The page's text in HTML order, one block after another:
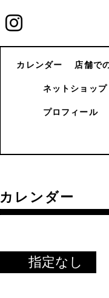
カレンダー 店舗で
ネットショップ
プロフィール
カレンダー
指定なし